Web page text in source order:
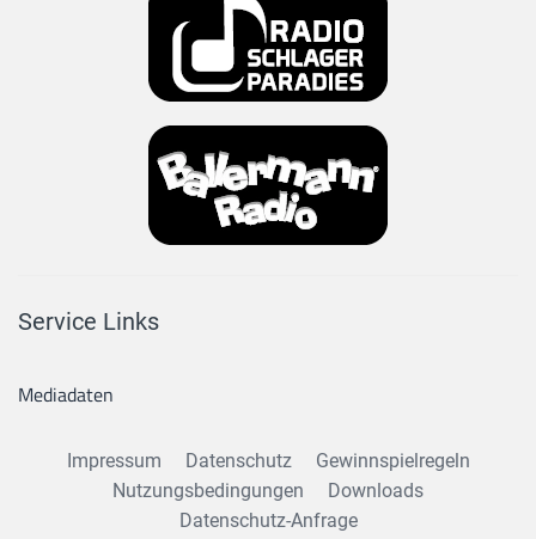
Service Links
Mediadaten
Impressum Datenschutz
Gewinnspielregeln
Nutzungsbedingungen
Downloads
Datenschutz-Anfrage